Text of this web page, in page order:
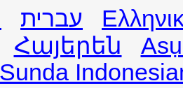
עברית
Հայերեն
Sunda